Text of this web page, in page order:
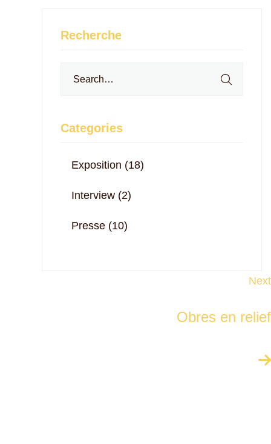
Recherche
Categories
Exposition (18)
Interview (2)
Presse (10)
Next
Obres en relief